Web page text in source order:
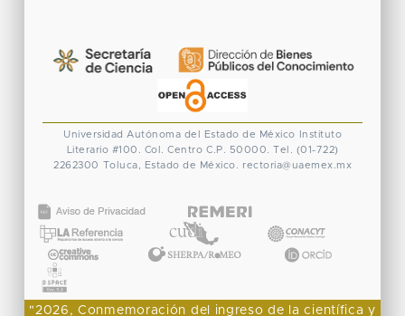
Universidad Autónoma del Estado de México
Instituto
Literario #100. Col. Centro C.P. 50000. Tel. (01-722)
2262300 Toluca, Estado de México. rectoria@uaemex.mx
"2026, Conmemoración del ingreso de la científica y